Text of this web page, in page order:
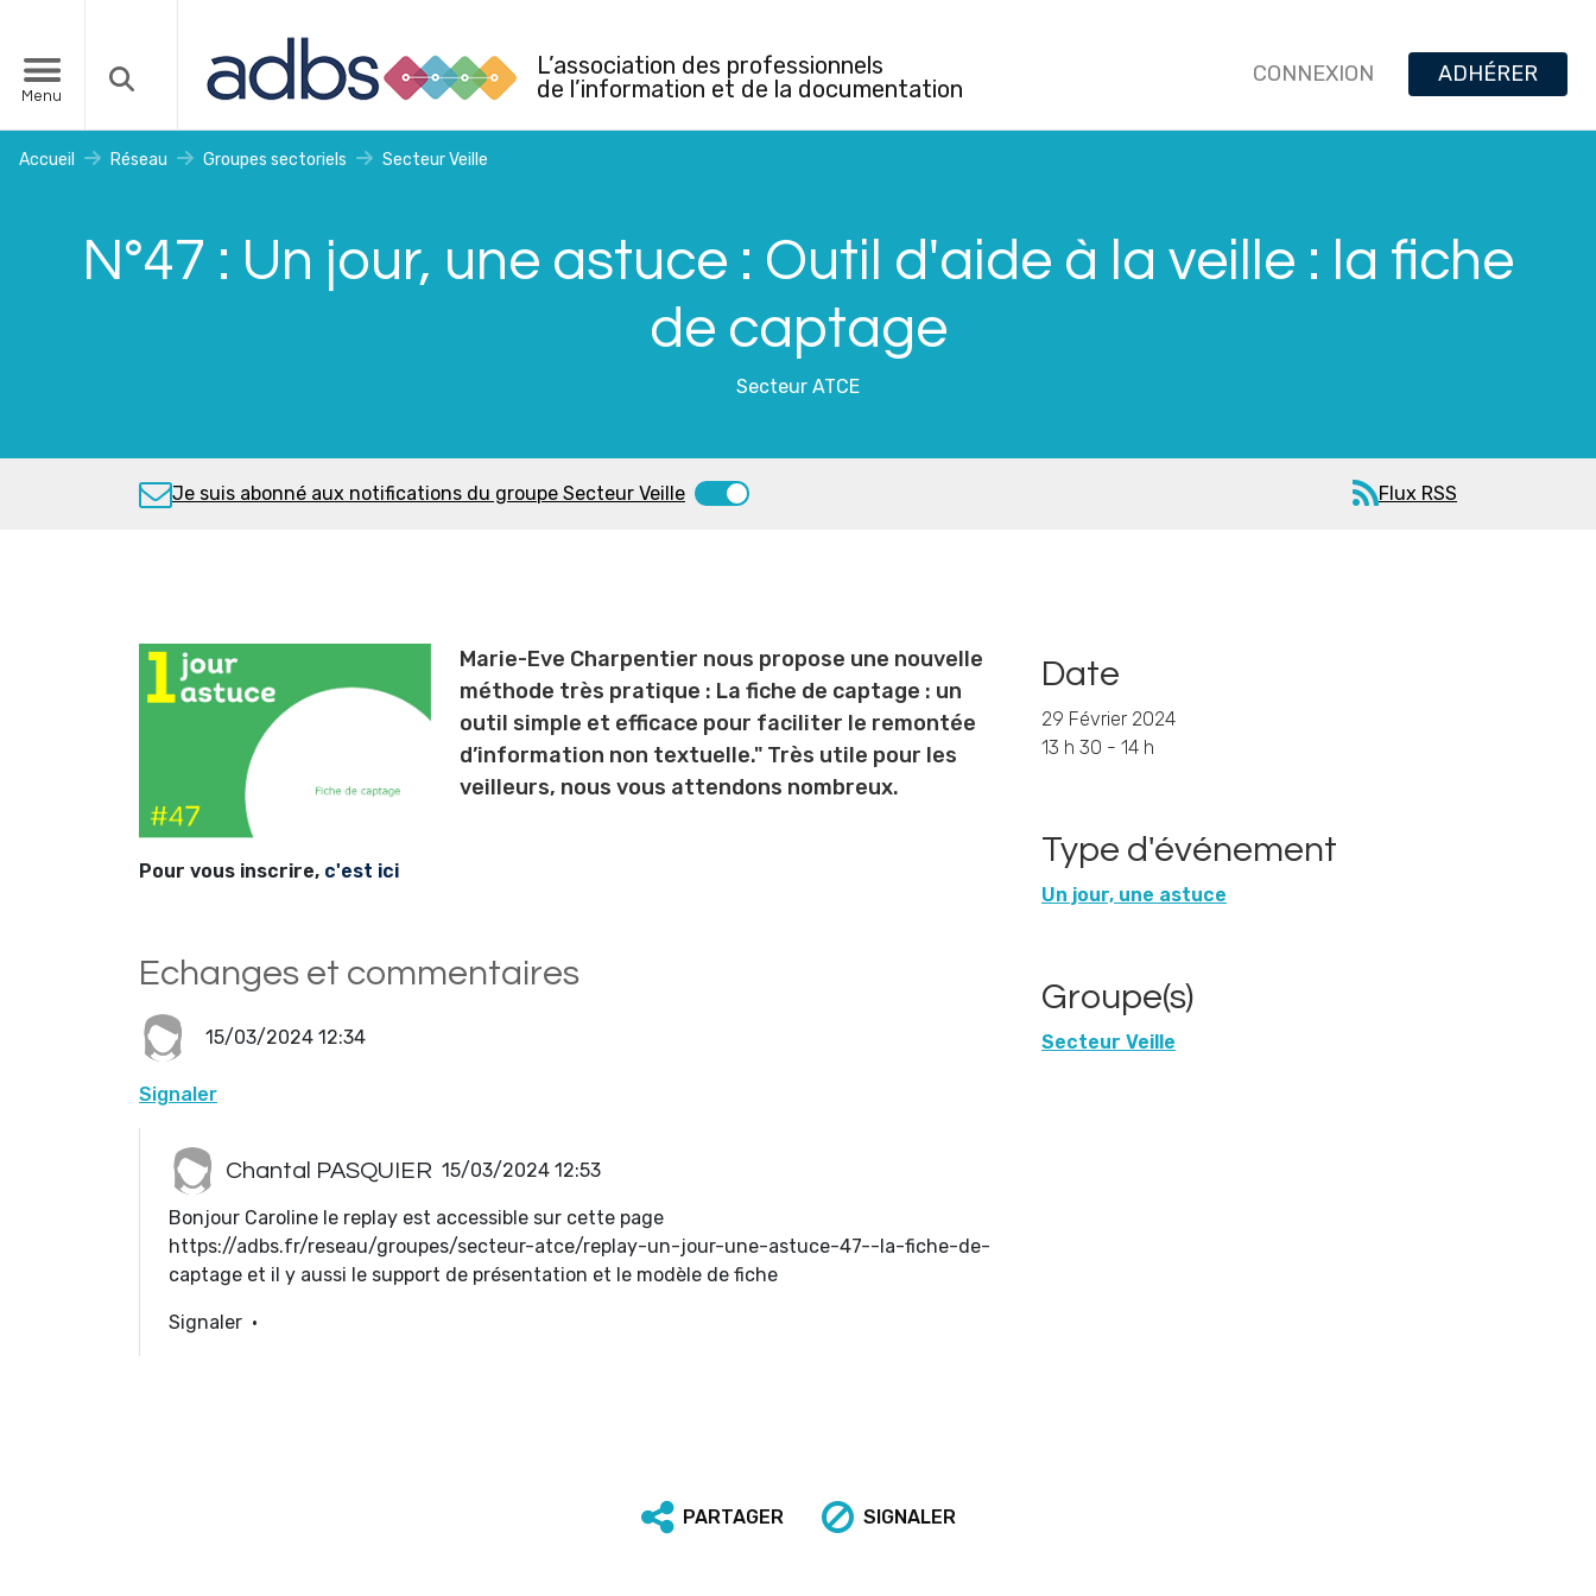
Menu
L’association des professionnels
de l’information et de la documentation
CONNEXION ADHÉRER
Accueil Réseau Groupes sectoriels Secteur Veille
N°47 : Un jour, une astuce : Outil d'aide à la veille : la fiche
de captage
Secteur ATCE
Je suis abonné aux notifications du groupe Secteur Veille Flux RSS
Marie-Eve Charpentier nous propose une nouvelle
méthode très pratique : La fiche de captage : un
outil simple et efficace pour faciliter le remontée
d’information non textuelle." Très utile pour les
veilleurs, nous vous attendons nombreux.
Pour vous inscrire, c'est ici
Echanges et commentaires
15/03/2024 12:34
Signaler
Chantal PASQUIER 15/03/2024 12:53
Bonjour Caroline le replay est accessible sur cette page
https://adbs.fr/reseau/groupes/secteur-atce/replay-un-jour-une-astuce-47--la-fiche-de-
captage et il y aussi le support de présentation et le modèle de fiche
Signaler ·
Date
29 Février 2024
13 h 30 - 14 h
Type d'événement
Un jour, une astuce
Groupe(s)
Secteur Veille
PARTAGER SIGNALER